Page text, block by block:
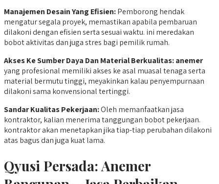
Manajemen Desain Yang Efisien:Pemborong hendak
mengatur segala proyek, memastikan apabila pembaruan
dilakoni dengan efisien serta sesuai waktu. ini meredakan
bobot aktivitas dan juga stres bagi pemilik rumah.
Akses Ke Sumber Daya Dan Material Berkualitas:anemer
yang profesional memiliki akses ke asal muasal tenaga serta
material bermutu tinggi, meyakinkan kalau penyempurnaan
dilakoni sama konvensional tertinggi.
Sandar Kualitas Pekerjaan:Oleh memanfaatkan jasa
kontraktor, kalian menerima tanggungan bobot pekerjaan.
kontraktor akan menetapkan jika tiap-tiap perubahan dilakoni
atas bagus dan juga kuat lama.
Qyusi Persada:Anemer